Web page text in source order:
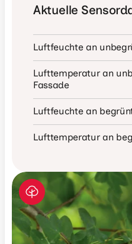
Aktuelle
Luftfeuchte an
Lufttemperatur an
Fassade
Luftfeuchte an
Lufttemperatur an